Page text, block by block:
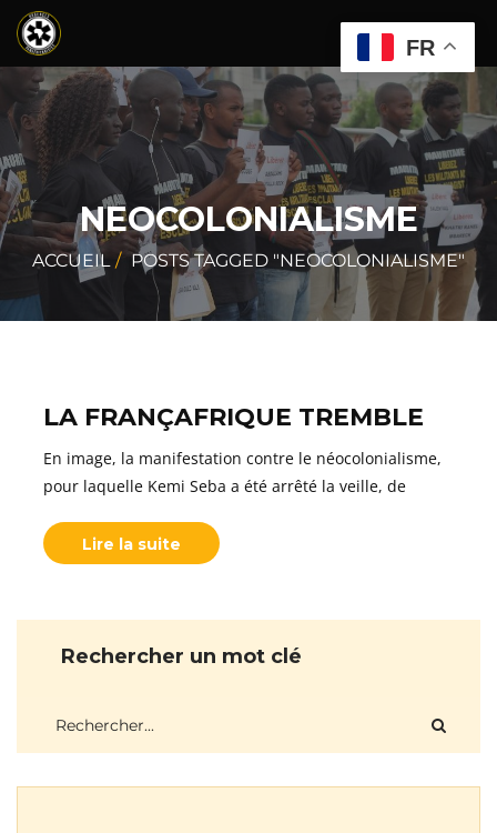
NEOCOLONIALISME
ACCUEIL POSTS TAGGED "NEOCOLONIALISME"
LA FRANÇAFRIQUE TREMBLE
En image, la manifestation contre le néocolonialisme,
pour laquelle Kemi Seba a été arrêté la veille, de
Lire la suite
Rechercher un mot clé
FR